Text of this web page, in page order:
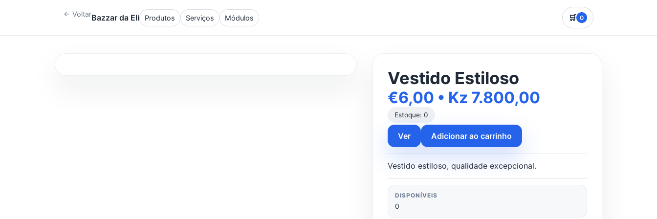
← VoltarBazzar da Eli Produtos Serviços Módulos 🛒 0
Vestido Estiloso
€6,00 • Kz 7.800,00
Estoque: 0
Ver Adicionar ao carrinho
Vestido estiloso, qualidade excepcional.
DISPONÍVEIS
0